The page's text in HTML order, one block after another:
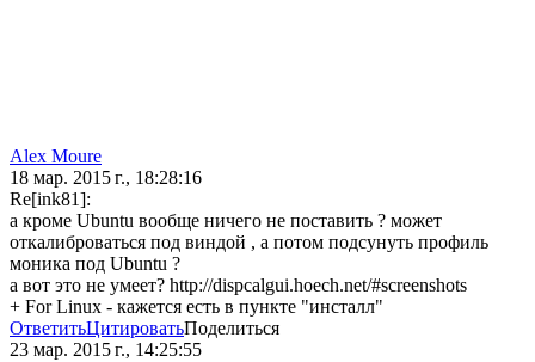
Alex Moure
18 мар. 2015 г., 18:28:16
Re[ink81]:
а кроме Ubuntu вообще ничего не поставить ? может
откалиброваться под виндой , а потом подсунуть профиль
моника под Ubuntu ?
а вот это не умеет? http://dispcalgui.hoech.net/#screenshots
+ For Linux - кажется есть в пункте "инсталл"
ОтветитьЦитироватьПоделиться
23 мар. 2015 г., 14:25:55